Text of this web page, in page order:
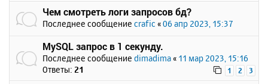
Чем смотреть логи запросов бд?
Последнее сообщение crafic «06 апр 2023, 15:37
MySQL запрос в 1 секунду.
Последнее сообщение dimadima « 11 мар 2023, 15:16
Ответы: 21 1 2 3